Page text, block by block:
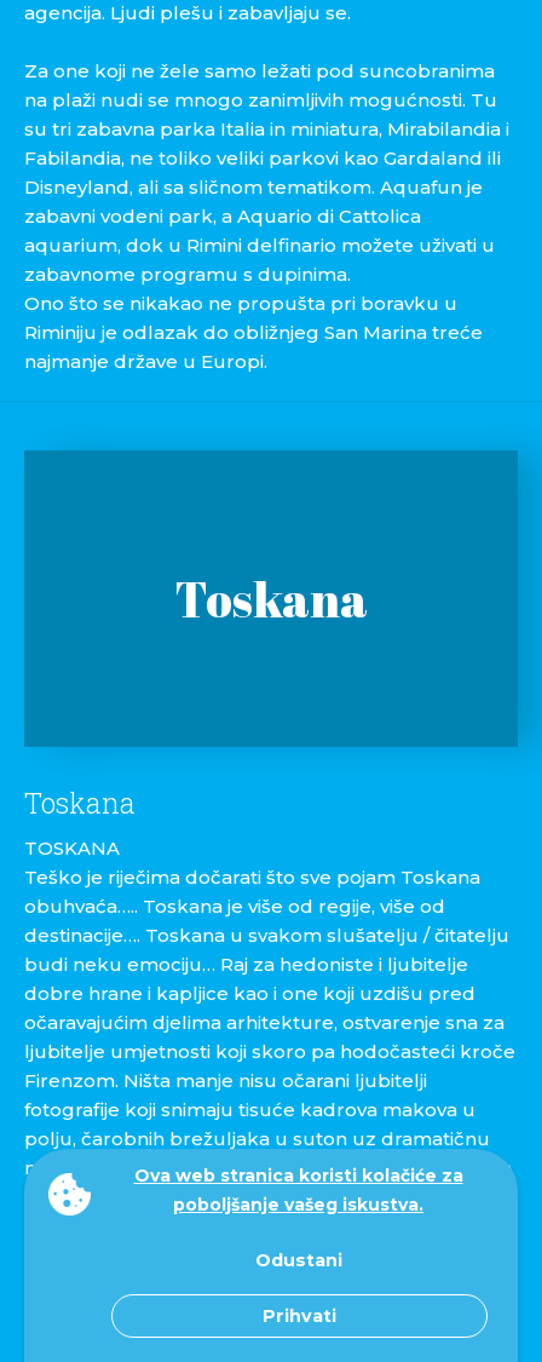
Ova web stranica koristi kolačiće za
poboljšanje vašeg iskustva.
Odustani
Prihvati
agencija. Ljudi plešu i zabavljaju se.
Za one koji ne žele samo ležati pod suncobranima
na plaži nudi se mnogo zanimljivih mogućnosti. Tu
su tri zabavna parka Italia in miniatura, Mirabilandia i
Fabilandia, ne toliko veliki parkovi kao Gardaland ili
Disneyland, ali sa sličnom tematikom. Aquafun je
zabavni vodeni park, a Aquario di Cattolica
aquarium, dok u Rimini delfinario možete uživati u
zabavnome programu s dupinima.
Ono što se nikakao ne propušta pri boravku u
Riminiju je odlazak do obližnjeg San Marina treće
najmanje države u Europi.
Toskana
Toskana
TOSKANA
Teško je riječima dočarati što sve pojam Toskana
obuhvaća….. Toskana je više od regije, više od
destinacije…. Toskana u svakom slušatelju / čitatelju
budi neku emociju… Raj za hedoniste i ljubitelje
dobre hrane i kapljice kao i one koji uzdišu pred
očaravajućim djelima arhitekture, ostvarenje sna za
ljubitelje umjetnosti koji skoro pa hodočasteći kroče
Firenzom. Ništa manje nisu očarani ljubitelji
fotografije koji snimaju tisuće kadrova makova u
polju, čarobnih brežuljaka u suton uz dramatičnu
notu koju daju čempresi….ljubitelji filma u potrazi za
kulisama svojih omiljenih scena te oni kojima glazba
di Silenzio užživati u jedinstvenoj atmosferi uz
U Toskani je renesansa prisutna na svakom koraku,